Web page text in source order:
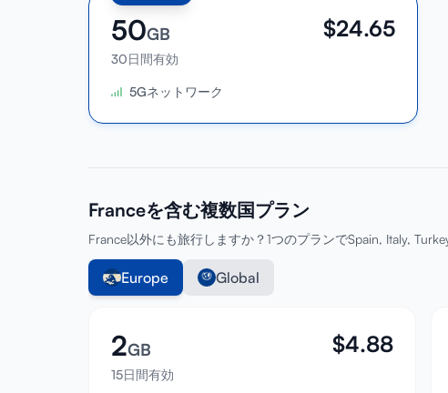
50GB
30日間有効
$24.65
5Gネットワーク
Franceを含む複数国プラン
France以外にも旅行しますか？1つのプランでSpain, Italy,
Europe Global
2GB
15日間有効
$4.88